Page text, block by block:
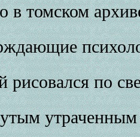
в томском
рисовался по